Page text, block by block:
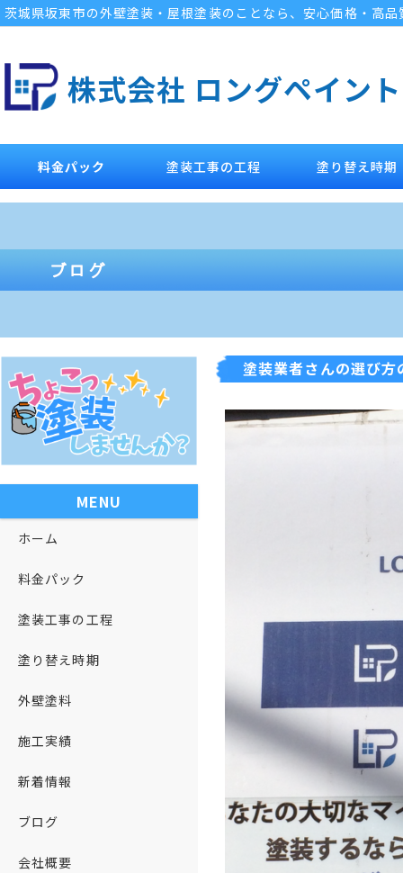
茨城県坂東市の外壁塗装・屋根塗装のことなら、安心価格・高
株式会社 ロングペイント
料金パック 塗装工事の工程 塗り替え時期
塗装業者さんの選び方
MENU
ホーム
料金パック
塗装工事の工程
塗り替え時期
外壁塗料
施工実績
新着情報
ブログ
会社概要